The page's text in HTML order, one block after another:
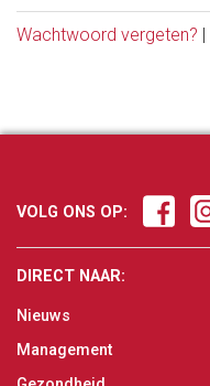
Wachtwoord vergeten? |
VOLG ONS OP:
DIRECT NAAR:
Nieuws
Management